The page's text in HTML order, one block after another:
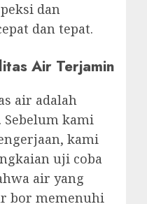
dan
dan tepat.
Air Terjamin
air adalah
kami
kami
uji coba
air yang
bor memenuhi